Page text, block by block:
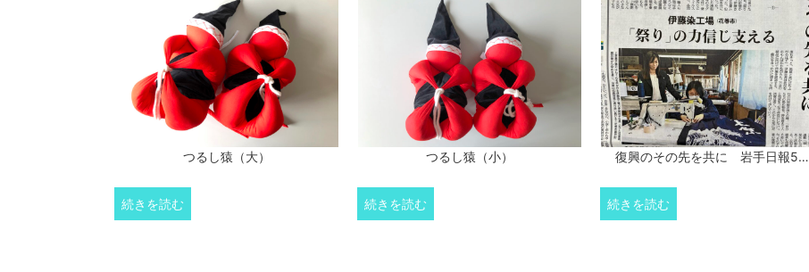
つるし猿（大）
続きを読む
つるし猿（小）
続きを読む
復興のその先を共に 岩手日報5…
続きを読む